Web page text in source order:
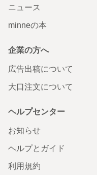
ニュース
minneの本
企業の方へ
広告出稿について
大口注文について
ヘルプセンター
お知らせ
ヘルプとガイド
利用規約